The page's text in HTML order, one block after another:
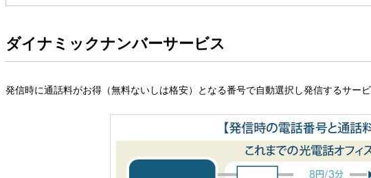
ダイナミックナンバーサービス
発信時に通話料がお得（無料ないしは格安）となる番号で自動選択し発信するサービ